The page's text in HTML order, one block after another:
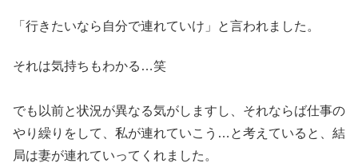
「行きたいなら自分で連れていけ」と言われました。
それは気持ちもわかる…笑
でも以前と状況が異なる気がしますし、それならば仕事の
やり繰りをして、私が連れていこう…と考えていると、結
局は妻が連れていってくれました。